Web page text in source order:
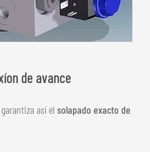
de avance
así el solapado exacto de